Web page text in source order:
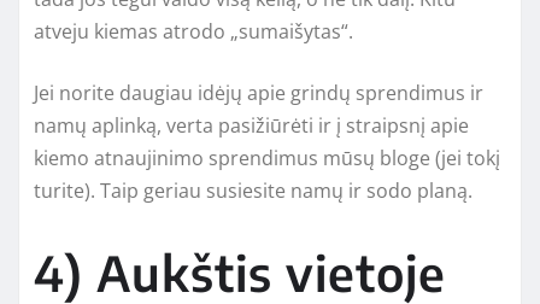
atveju kiemas atrodo „sumaišytas“.
Jei norite daugiau idėjų apie grindų sprendimus ir
namų aplinką, verta pasižiūrėti ir į straipsnį apie
kiemo atnaujinimo sprendimus mūsų bloge (jei tokį
turite). Taip geriau susiesite namų ir sodo planą.
4) Aukštis vietoje